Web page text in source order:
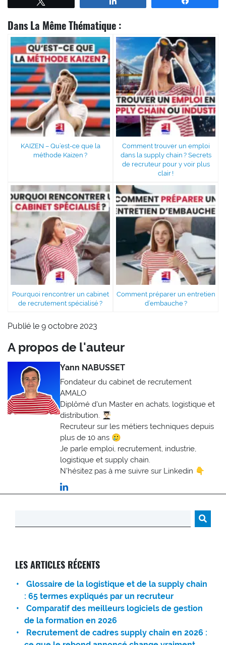
Dans La Même Thématique :
KAIZEN – Qu’est-ce que la
méthode Kaizen ?
Comment trouver un emploi
dans la supply chain ? Secrets
de recruteur pour y voir plus
clair !
Pourquoi rencontrer un cabinet
de recrutement spécialisé ?
Comment préparer un entretien
d’embauche ?
Publié le 9 octobre 2023
A propos de l'auteur
Yann NABUSSET
Fondateur du cabinet de recrutement
AMALO
Diplômé d'un Master en achats, logistique et
distribution. 👨🏻‍🎓
Recruteur sur les métiers techniques depuis
plus de 10 ans 🥲
Je parle emploi, recrutement, industrie,
logistique et supply chain.
N'hésitez pas à me suivre sur Linkedin 👇
LES ARTICLES RÉCENTS
Glossaire de la logistique et de la supply chain
: 65 termes expliqués par un recruteur
Comparatif des meilleurs logiciels de gestion
de la formation en 2026
Recrutement de cadres supply chain en 2026 :